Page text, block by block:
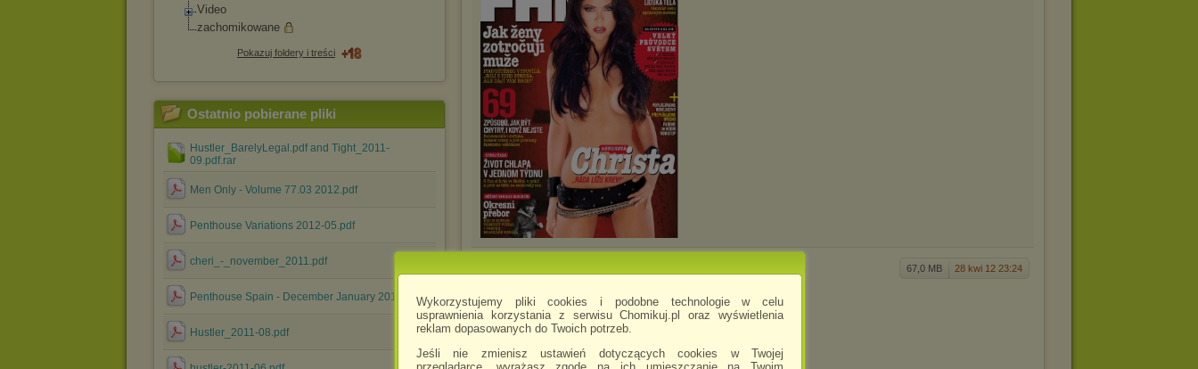
Wykorzystujemy pliki cookies i podobne technologie w celu
usprawnienia korzystania z serwisu Chomikuj.pl oraz wyświetlenia
reklam dopasowanych do Twoich potrzeb.
Jeśli nie zmienisz ustawień dotyczących cookies w Twojej
Video
zachomikowane
Pokazuj foldery i treści
Ostatnio pobierane pliki
Hustler_BarelyLegal.pdf and Tight_2011-
09.pdf.rar
Men Only - Volume 77.03 2012.pdf
Penthouse Variations 2012-05.pdf
cheri_-_november_2011.pdf
Penthouse Spain - December January 2012.pdf
Hustler_2011-08.pdf
67,0 MB 28 kwi 12 23:24
FHM_05_2012.pdf